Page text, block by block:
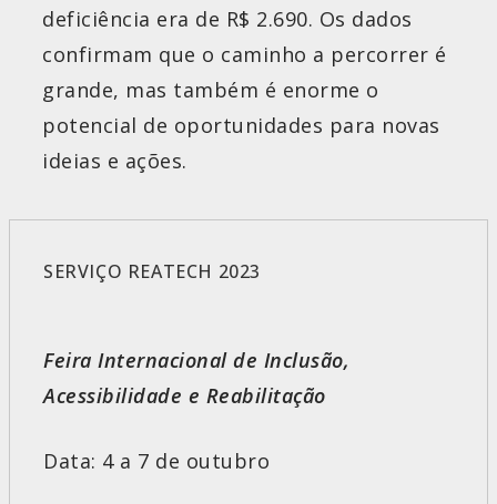
deficiência era de R$ 2.690. Os dados
confirmam que o caminho a percorrer é
grande, mas também é enorme o
potencial de oportunidades para novas
ideias e ações.
SERVIÇO REATECH 2023
Feira Internacional de Inclusão,
Acessibilidade e Reabilitação
Data: 4 a 7 de outubro